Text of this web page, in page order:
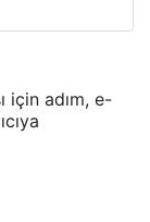
için adım, e-